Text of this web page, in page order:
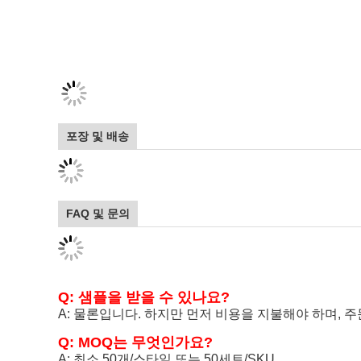
포장 및 배송
FAQ 및 문의
Q: 샘플을 받을 수 있나요?
A: 물론입니다. 하지만 먼저 비용을 지불해야 하며,
Q: MOQ는 무엇인가요?